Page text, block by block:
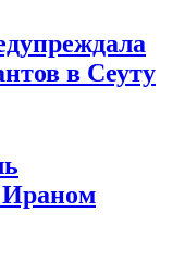
в Сеуту
Ираном